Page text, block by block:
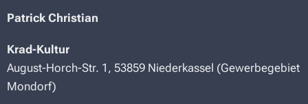
Patrick Christian
Krad-Kultur
August-Horch-Str. 1, 53859 Niederkassel (Gewerbegebiet
Mondorf)